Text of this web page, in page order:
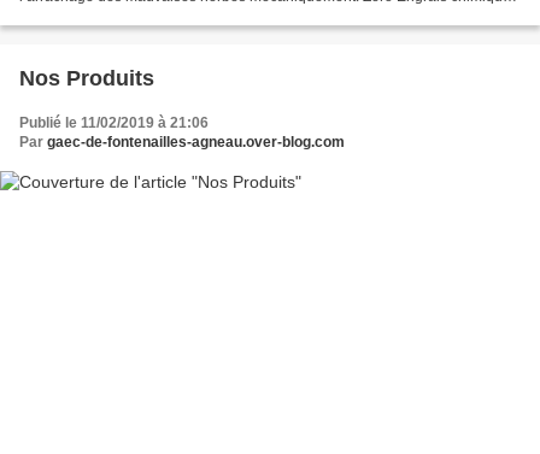
Nos Produits
Publié le 11/02/2019 à 21:06
Par gaec-de-fontenailles-agneau.over-blog.com